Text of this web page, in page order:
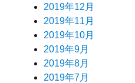
2019年12月
2019年11月
2019年10月
2019年9月
2019年8月
2019年7月